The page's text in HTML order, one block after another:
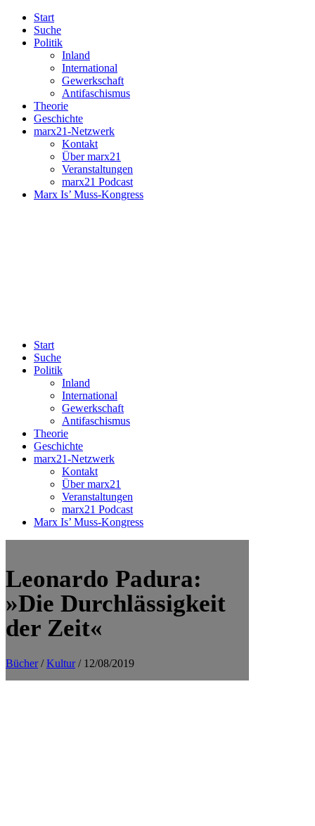
Start
Suche
Politik
Inland
International
Gewerkschaft
Antifaschismus
Theorie
Geschichte
marx21-Netzwerk
Kontakt
Über marx21
Veranstaltungen
marx21 Podcast
Marx Is’ Muss-Kongress
Start
Suche
Politik
Inland
International
Gewerkschaft
Antifaschismus
Theorie
Geschichte
marx21-Netzwerk
Kontakt
Über marx21
Veranstaltungen
marx21 Podcast
Marx Is’ Muss-Kongress
Leonardo Padura:
»Die Durchlässigkeit
der Zeit«
Bücher/Kultur/ 12/08/2019